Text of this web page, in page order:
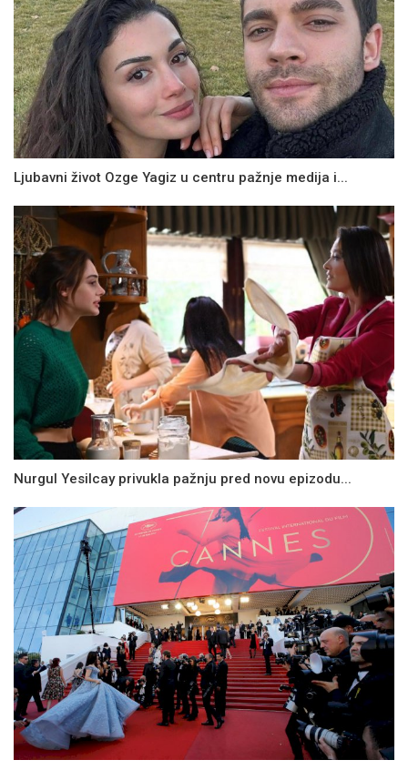
Ljubavni život Ozge Yagiz u centru pažnje medija i...
Nurgul Yesilcay privukla pažnju pred novu epizodu...